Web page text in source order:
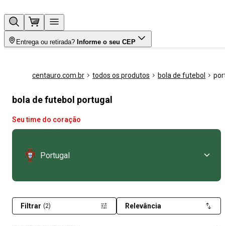
Entrega ou retirada? Informe o seu CEP
centauro.com.br todos os produtos bola de futebol
bola de futebol portugal
Seu time do coração
Portugal
Filtrar (2) Relevância